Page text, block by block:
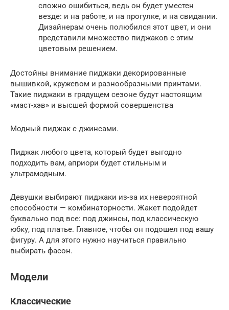
сложно ошибиться, ведь он будет уместен
везде: и на работе, и на прогулке, и на свидании.
Дизайнерам очень полюбился этот цвет, и они
представили множество пиджаков с этим
цветовым решением.
Достойны внимание пиджаки декорированные
вышивкой, кружевом и разнообразными принтами.
Такие пиджаки в грядущем сезоне будут настоящим
«маст-хэв» и высшей формой совершенства
Модный пиджак с джинсами.
Пиджак любого цвета, который будет выгодно
подходить вам, априори будет стильным и
ультрамодным.
Девушки выбирают пиджаки из-за их невероятной
способности — комбинаторности. Жакет подойдет
буквально под все: под джинсы, под классическую
юбку, под платье. Главное, чтобы он подошел под вашу
фигуру. А для этого нужно научиться правильно
выбирать фасон.
Модели
Классические